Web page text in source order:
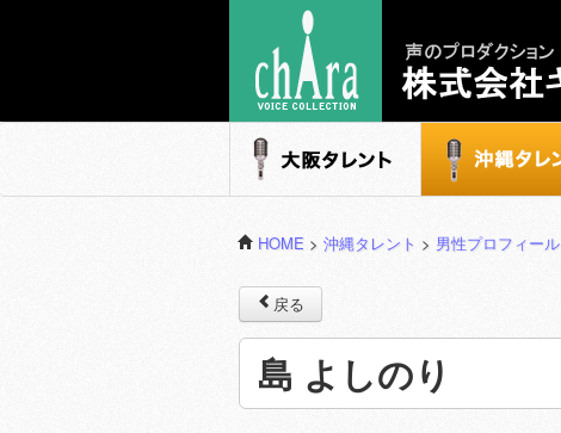
声のプロダクション - 株式会社キャラ
大阪タレント 沖縄タレント
HOME > 沖縄タレント > 男性プロフィール
戻る
島 よしのり